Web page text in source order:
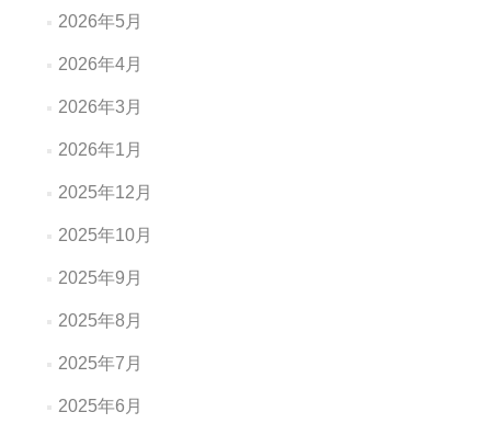
2026年5月
2026年4月
2026年3月
2026年1月
2025年12月
2025年10月
2025年9月
2025年8月
2025年7月
2025年6月